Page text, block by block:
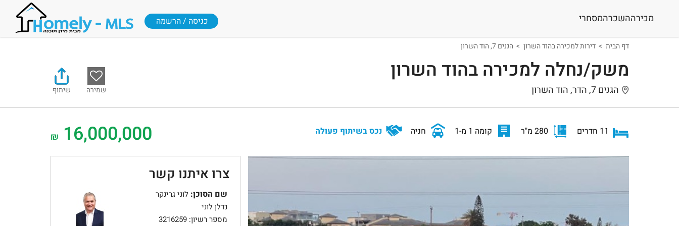
מכירההשכרהמסחרי כניסה / הרשמה
דף הבית דירות למכירה בהוד השרון הגנים 7, הוד השרון
משק/נחלה למכירה בהוד השרון
הגנים 7, הדר, הוד השרון שמירה שיתוף
16,000,000
₪ 11 חדרים 280 מ"ר קומה 1 מ-1 חניה נכס בשיתוף פעולה
צרו איתנו קשר
שם הסוכן: לוני גרינקר
נדלן לוני
מספר רשיון: 3216259